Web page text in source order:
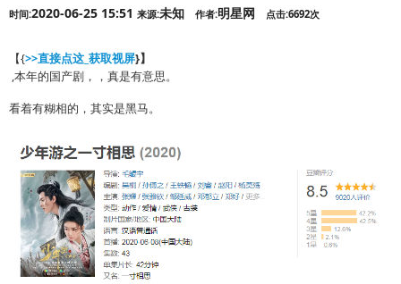
时间:2020-06-25 15:51 来源:未知 作者:明星网 点击:6692次
【{>>直接点这_获取视屏}】
,本年的国产剧，，真是有意思。
看着有糊相的，其实是黑马。